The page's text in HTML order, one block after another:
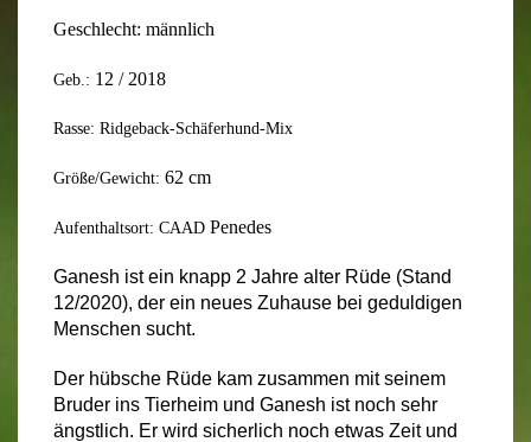
Geschlecht: männlich
Geb.: 12 / 2018
Rasse: Ridgeback-Schäferhund-Mix
Größe/Gewicht: 62 cm
Aufenthaltsort: CAAD Penedes
Ganesh ist ein knapp 2 Jahre alter Rüde (Stand
12/2020), der ein neues Zuhause bei geduldigen
Menschen sucht.
Der hübsche Rüde kam zusammen mit seinem
Bruder ins Tierheim und Ganesh ist noch sehr
ängstlich. Er wird sicherlich noch etwas Zeit und